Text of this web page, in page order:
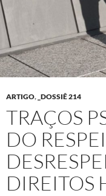
ARTIGO, _DOSSIÊ 214
TRAÇOS
DO
DIREITOS